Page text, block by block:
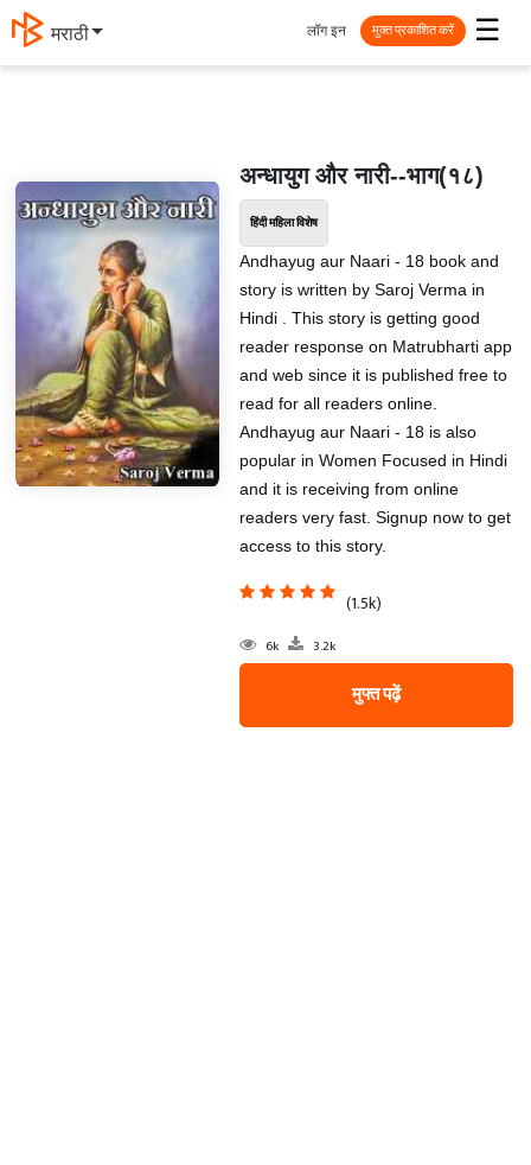
मराठी ☰
लॉग इन मुक्त प्रकाशित करें
अन्धायुग और नारी--भाग(१८)
हिंदी महिला विशेष
Andhayug aur Naari - 18 book and
story is written by Saroj Verma in
Hindi . This story is getting good
reader response on Matrubharti app
and web since it is published free to
read for all readers online.
Andhayug aur Naari - 18 is also
popular in Women Focused in Hindi
and it is receiving from online
readers very fast. Signup now to get
access to this story.
(1.5k)
6k 3.2k
मुफ्त पढ़ें